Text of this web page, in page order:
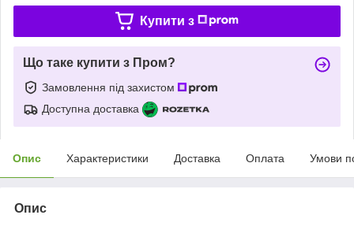
Купити з
Що таке купити з Пром?
Замовлення під захистом
Доступна доставка
Опис Характеристики Доставка Оплата Умови
Опис